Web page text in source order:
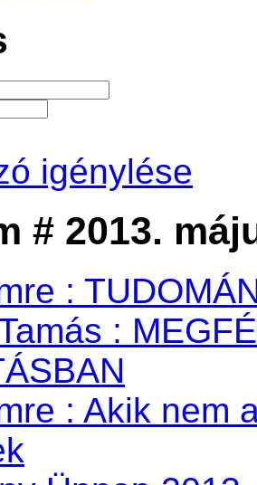
igénylése
# 2013.
:
:
: Akik nem